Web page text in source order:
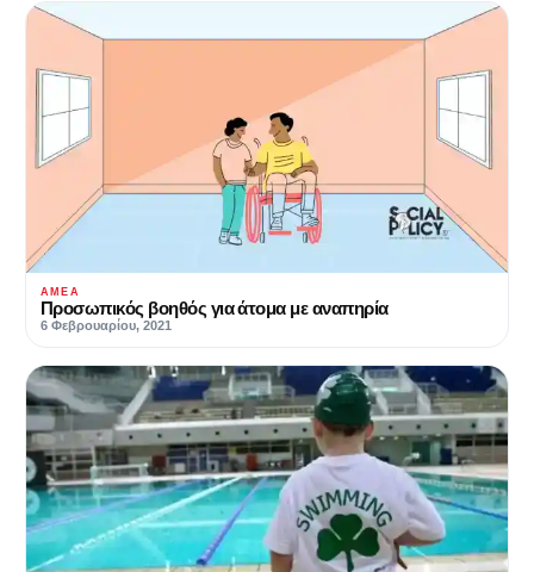
ΑΜΕΑ
Προσωπικός βοηθός για άτομα με αναπηρία
6 Φεβρουαρίου, 2021